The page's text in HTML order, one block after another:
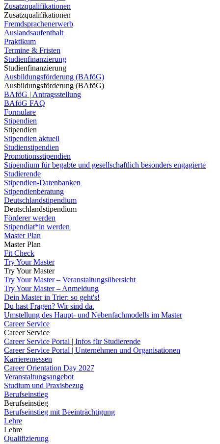
Zusatzqualifikationen
Zusatzqualifikationen
Fremdsprachenerwerb
Auslandsaufenthalt
Praktikum
Termine & Fristen
Studienfinanzierung
Studienfinanzierung
Ausbildungsförderung (BAföG)
Ausbildungsförderung (BAföG)
BAföG | Antragsstellung
BAföG FAQ
Formulare
Stipendien
Stipendien
Stipendien aktuell
Studienstipendien
Promotionsstipendien
Stipendium für begabte und gesellschaftlich besonders engagierte
Studierende
Stipendien-Datenbanken
Stipendienberatung
Deutschlandstipendium
Deutschlandstipendium
Förderer werden
Stipendiat*in werden
Master Plan
Master Plan
Fit Check
Try Your Master
Try Your Master
Try Your Master – Veranstaltungsübersicht
Try Your Master – Anmeldung
Dein Master in Trier: so geht's!
Du hast Fragen? Wir sind da.
Umstellung des Haupt- und Nebenfachmodells im Master
Career Service
Career Service
Career Service Portal | Infos für Studierende
Career Service Portal | Unternehmen und Organisationen
Karrieremessen
Career Orientation Day 2027
Veranstaltungsangebot
Studium und Praxisbezug
Berufseinstieg
Berufseinstieg
Berufseinstieg mit Beeinträchtigung
Lehre
Lehre
Qualifizierung